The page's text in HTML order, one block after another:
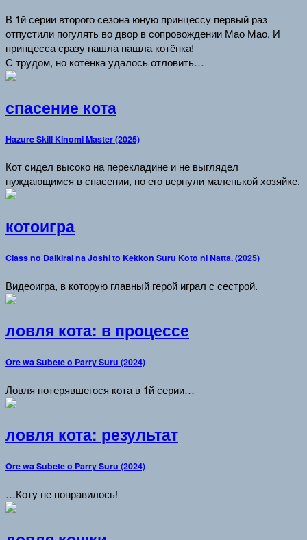
В 1й серии второго сезона юную принцессу первый раз
отпустили погулять во двор в сопровождении Мао Мао. И
принцесса сразу нашла нашла котёнка!
С трудом, но котёнка удалось отловить…
спасение кота
Hazure Skill Kinomi Master (2025)
Кот сидел высоко на перекладине и не выглядел
нуждающимся в спасении, но его вернули маленькой хозяйке.
котоигра
Class no Daikirai na Joshi to Kekkon Suru Koto ni Natta. (2025)
Видеоигра, в которую главный герой играл с сестрой.
ловля кота: в процессе
Ore wa Subete o Parry Suru (2024)
Ловля потерявшегося кота в 1й серии…
ловля кота: результат
Ore wa Subete o Parry Suru (2024)
…Коту не понравилось!